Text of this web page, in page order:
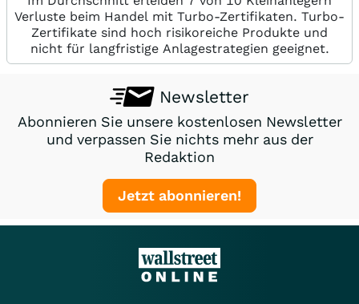
Verluste beim Handel mit Turbo-Zertifikaten. Turbo-
Zertifikate sind hoch risikoreiche Produkte und
nicht für langfristige Anlagestrategien geeignet.
Newsletter
Abonnieren Sie unsere kostenlosen Newsletter
und verpassen Sie nichts mehr aus der
Redaktion
Jetzt abonnieren!